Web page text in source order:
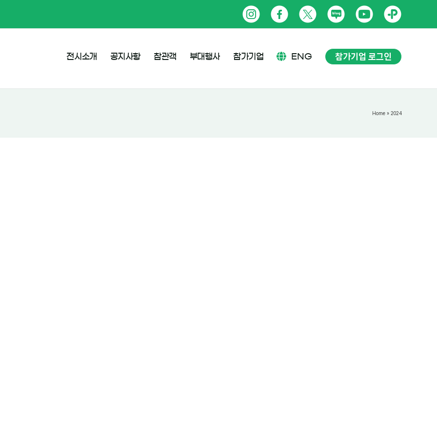
인
스
타
페
이
스
트
위
터
네
이
버
블
유
튜
브
카
카
오
톡
러
전시소개 공지사항 참관객 부대행사 참가기업 ENG 참가기업 로그인
Home » 2024